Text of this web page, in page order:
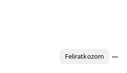
Feliratkozom